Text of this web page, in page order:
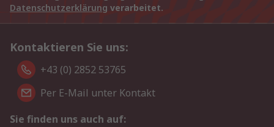
Datenschutzerklärung verarbeitet.
Kontaktieren Sie uns:
+43 (0) 2852 53765
Per E-Mail unter Kontakt
Sie finden uns auch auf: